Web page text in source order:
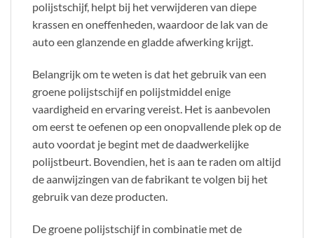
polijstschijf, helpt bij het verwijderen van diepe
krassen en oneffenheden, waardoor de lak van de
auto een glanzende en gladde afwerking krijgt.
Belangrijk om te weten is dat het gebruik van een
groene polijstschijf en polijstmiddel enige
vaardigheid en ervaring vereist. Het is aanbevolen
om eerst te oefenen op een onopvallende plek op de
auto voordat je begint met de daadwerkelijke
polijstbeurt. Bovendien, het is aan te raden om altijd
de aanwijzingen van de fabrikant te volgen bij het
gebruik van deze producten.
De groene polijstschijf in combinatie met de